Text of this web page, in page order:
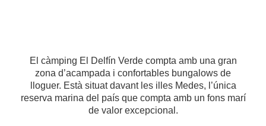
El càmping El Delfín Verde compta amb una gran
zona d’acampada i confortables bungalows de
lloguer. Està situat davant les illes Medes, l’única
reserva marina del país que compta amb un fons marí
de valor excepcional.